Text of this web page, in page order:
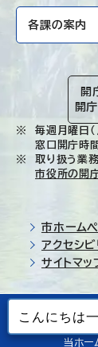
各課の案内
開
開
毎週月曜日
窓口開庁時
取り扱う業務
市役所の開
市ホーム
アクセシビ
サイトマッ
©
当ホー